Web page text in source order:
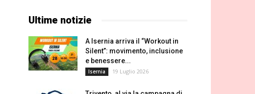
Ultime notizie
A Isernia arriva il “Workout in
Silent”: movimento, inclusione
e benessere...
Isernia 19 Luglio 2026